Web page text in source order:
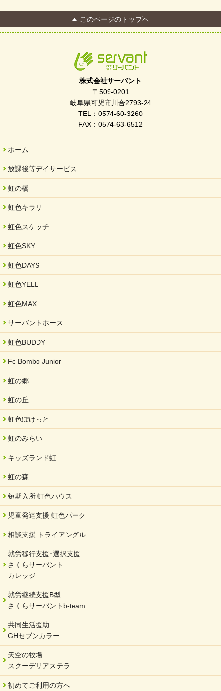
FC Bombonera 岐阜県No.1
令和7年度 岐阜県スポーツ賞「FC Bombonera」
岐阜県「働いてもらい方改革」優良事例集に掲載されました
2025/06/10
未来会議 in 可児市 「斉藤まさゆき」
2025/05/07
2025年6月中旬 OPEN 放課後等デイサービス「Fc Bombo
2025/03/01
餅つき大会を開催しました
2025/01/31
「可児の企業魅力発見フェア」に出展しました
就労継続支援B型「エコボール」事業を始めました
2024/09/10
2024/08/26
2024/08/01
夏休み学習支援・可茂自悠学舎
2024/07/03
中部学院大学「現代福祉マネジメント」ゲスト講師
2024/04/17
SDGs発表会・研修会
2024/04/05
中学生向けのフリースクール「可茂自悠学舎」開設
2024/04/01
を開催しました。
2024/02/20
2024/02/02
岐阜県 ワーク・ライフ・バランス推進エクセレント企業認定
2024/01/15
令和6年能登半島地震被災者支援において
2023/12/29
年末年始のお知らせ
2023/12/18
北方支店・保護者交流会「収穫祭」
2023/11/08
オンラインショップを開設しました
このページのトップへ
株式会社サーバント
〒509-0201
岐阜県可児市川合2793-24
TEL：0574-60-3260
FAX：0574-63-6512
ホーム
放課後等デイサービス
虹の橋
虹色キラリ
虹色スケッチ
虹色SKY
虹色DAYS
虹色YELL
虹色MAX
サーバントホース
虹色BUDDY
Fc Bombo Junior
虹の郷
虹の丘
虹色ぽけっと
虹のみらい
キッズランド虹
虹の森
短期入所 虹色ハウス
児童発達支援 虹色パーク
相談支援 トライアングル
就労移行支援･選択支援
さくらサーバント
カレッジ
就労継続支援B型
さくらサーバントb-team
共同生活援助
GHセブンカラー
天空の牧場
スクーデリアステラ
初めてご利用の方へ